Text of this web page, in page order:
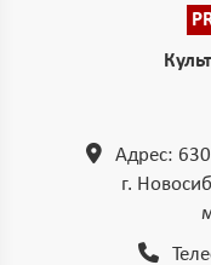
Адрес:
г.